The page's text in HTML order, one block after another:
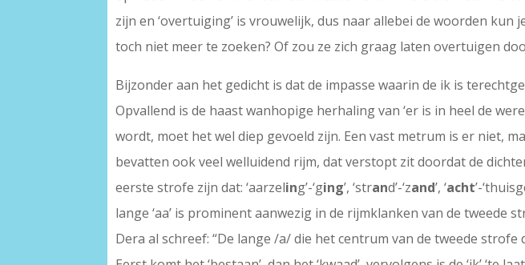
zijn en ‘overtuiging’ is vrouwelijk, dus naar allebei de woorden kun
toch niet meer te zoeken? Of zou ze zich graag laten overtuigen
Bijzonder aan het gedicht is dat de impasse waarin de ik is
Opvallend is de haast wanhopige herhaling van ‘er is in heel de
wordt, moet het wel diep gevoeld zijn. Een vast metrum is er niet,
bevatten ook veel welluidend rijm, dat verstopt zit doordat de
eerste strofe zijn dat: ‘aarzeling’-‘ging’, ‘strand’-‘zand’, ‘acht’-
lange ‘aa’ is prominent aanwezig in de rijmklanken van de tweede
Dera al schreef: “De lange /a/ die het centrum van de tweede